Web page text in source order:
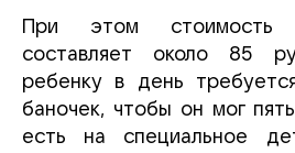
При этом стоимость
составляет около 85
ребенку в день
баночек, чтобы он мог
есть на специальное